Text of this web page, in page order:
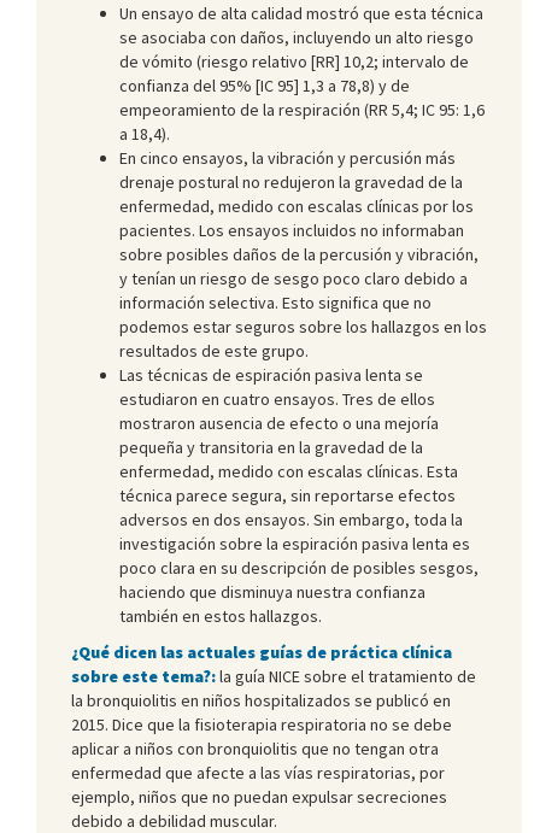
Un ensayo de alta calidad mostró que esta técnica
se asociaba con daños, incluyendo un alto riesgo
de vómito (riesgo relativo [RR] 10,2; intervalo de
confianza del 95% [IC 95] 1,3 a 78,8) y de
empeoramiento de la respiración (RR 5,4; IC 95: 1,6
a 18,4).
En cinco ensayos, la vibración y percusión más
drenaje postural no redujeron la gravedad de la
enfermedad, medido con escalas clínicas por los
pacientes. Los ensayos incluidos no informaban
sobre posibles daños de la percusión y vibración,
y tenían un riesgo de sesgo poco claro debido a
información selectiva. Esto significa que no
podemos estar seguros sobre los hallazgos en los
resultados de este grupo.
Las técnicas de espiración pasiva lenta se
estudiaron en cuatro ensayos. Tres de ellos
mostraron ausencia de efecto o una mejoría
pequeña y transitoria en la gravedad de la
enfermedad, medido con escalas clínicas. Esta
técnica parece segura, sin reportarse efectos
adversos en dos ensayos. Sin embargo, toda la
investigación sobre la espiración pasiva lenta es
poco clara en su descripción de posibles sesgos,
haciendo que disminuya nuestra confianza
también en estos hallazgos.
¿Qué dicen las actuales guías de práctica clínica
sobre este tema?:la guía NICE sobre el tratamiento de
la bronquiolitis en niños hospitalizados se publicó en
2015. Dice que la fisioterapia respiratoria no se debe
aplicar a niños con bronquiolitis que no tengan otra
enfermedad que afecte a las vías respiratorias, por
ejemplo, niños que no puedan expulsar secreciones
debido a debilidad muscular.